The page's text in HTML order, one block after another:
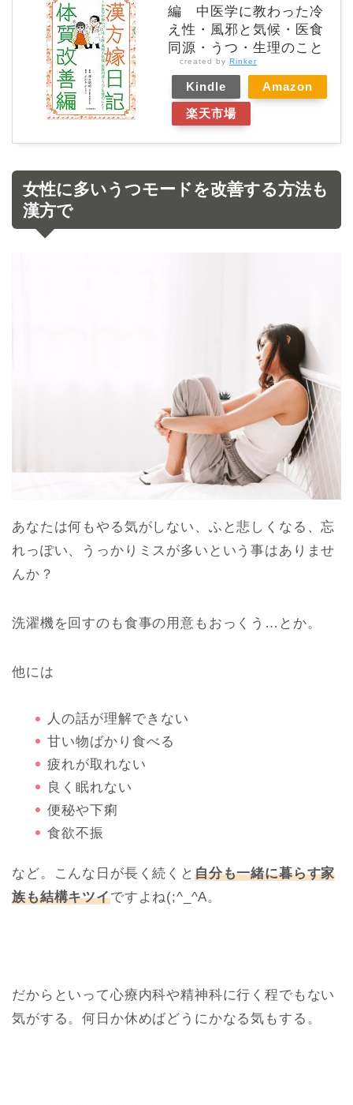
編 中医学に教わった冷
え性・風邪と気候・医食
同源・うつ・生理のこと
created by Rinker
Kindle
Amazon
楽天市場
女性に多いうつモードを改善する方法も
漢方で
あなたは何もやる気がしない、ふと悲しくなる、忘
れっぽい、うっかりミスが多いという事はありませ
んか？
洗濯機を回すのも食事の用意もおっくう…とか。
他には
人の話が理解できない
甘い物ばかり食べる
疲れが取れない
良く眠れない
便秘や下痢
食欲不振
など。こんな日が長く続くと 自分も一緒に暮らす家
族も結構キツイですよね(;^_^A。
だからといって心療内科や精神科に行く程でもない
気がする。何日か休めばどうにかなる気もする。